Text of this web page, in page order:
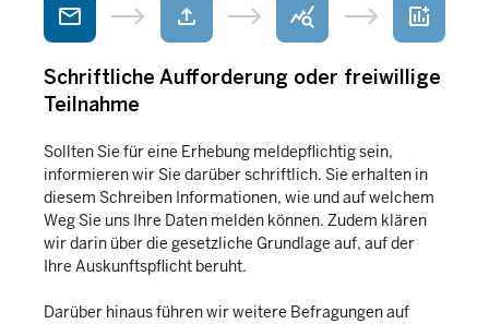
mail upload query_stats add_chart
Schriftliche Aufforderung oder freiwillige
Teilnahme
Sollten Sie für eine Erhebung meldepflichtig sein,
informieren wir Sie darüber schriftlich. Sie erhalten in
diesem Schreiben Informationen, wie und auf welchem
Weg Sie uns Ihre Daten melden können. Zudem klären
wir darin über die gesetzliche Grundlage auf, auf der
Ihre Auskunftspflicht beruht.
Darüber hinaus führen wir weitere Befragungen auf